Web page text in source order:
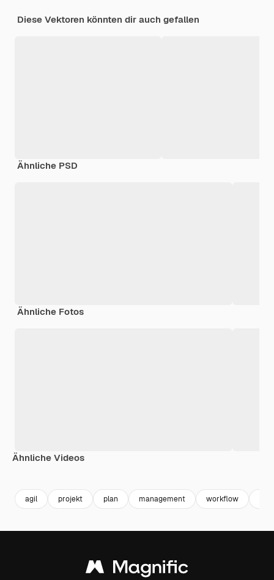
Diese Vektoren könnten dir auch gefallen
Ähnliche PSD
Ähnliche Fotos
Ähnliche Videos
agil projekt plan management workflow